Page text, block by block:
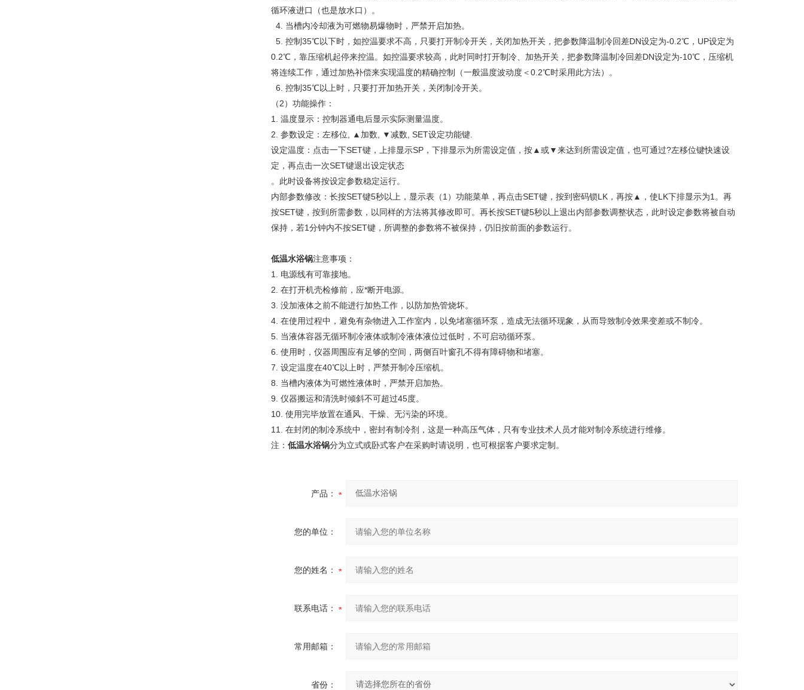
循环液进口（也是放水口）。
4. 当槽内冷却液为可燃物易爆物时，严禁开启加热。
5. 控制35℃以下时，如控温要求不高，只要打开制冷开关，关闭加热开关，把参数降温制冷回差DN设定为-0.2℃，UP设定为
0.2℃，靠压缩机起停来控温。如控温要求较高，此时同时打开制冷、加热开关，把参数降温制冷回差DN设定为-10℃，压缩机
将连续工作，通过加热补偿来实现温度的精确控制（一般温度波动度＜0.2℃时采用此方法）。
6. 控制35℃以上时，只要打开加热开关，关闭制冷开关。
（2）功能操作：
1. 温度显示：控制器通电后显示实际测量温度。
2. 参数设定：左移位, ▲加数, ▼减数, SET设定功能键.
设定温度：点击一下SET键，上排显示SP，下排显示为所需设定值，按▲或▼来达到所需设定值，也可通过?左移位键快速设
定，再点击一次SET键退出设定状态
。此时设备将按设定参数稳定运行。
内部参数修改：长按SET键5秒以上，显示表（1）功能菜单，再点击SET键，按到密码锁LK，再按▲，使LK下排显示为1。再
按SET键，按到所需参数，以同样的方法将其修改即可。再长按SET键5秒以上退出内部参数调整状态，此时设定参数将被自动
保持，若1分钟内不按SET键，所调整的参数将不被保持，仍旧按前面的参数运行。
低温水浴锅注意事项：
1. 电源线有可靠接地。
2. 在打开机壳检修前，应*断开电源。
3. 没加液体之前不能进行加热工作，以防加热管烧坏。
4. 在使用过程中，避免有杂物进入工作室内，以免堵塞循环泵，造成无法循环现象，从而导致制冷效果变差或不制冷。
5. 当液体容器无循环制冷液体或制冷液体液位过低时，不可启动循环泵。
6. 使用时，仪器周围应有足够的空间，两侧百叶窗孔不得有障碍物和堵塞。
7. 设定温度在40℃以上时，严禁开制冷压缩机。
8. 当槽内液体为可燃性液体时，严禁开启加热。
9. 仪器搬运和清洗时倾斜不可超过45度。
10. 使用完毕放置在通风、干燥、无污染的环境。
11. 在封闭的制冷系统中，密封有制冷剂，这是一种高压气体，只有专业技术人员才能对制冷系统进行维修。
注： 低温水浴锅分为立式或卧式客户在采购时请说明，也可根据客户要求定制。
产品：
您的单位：
您的姓名：
联系电话：
常用邮箱：
省份：